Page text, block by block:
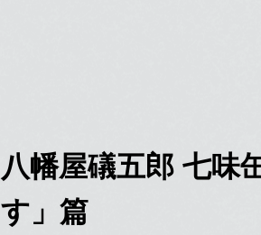
八幡屋礒五郎 七味
す」篇